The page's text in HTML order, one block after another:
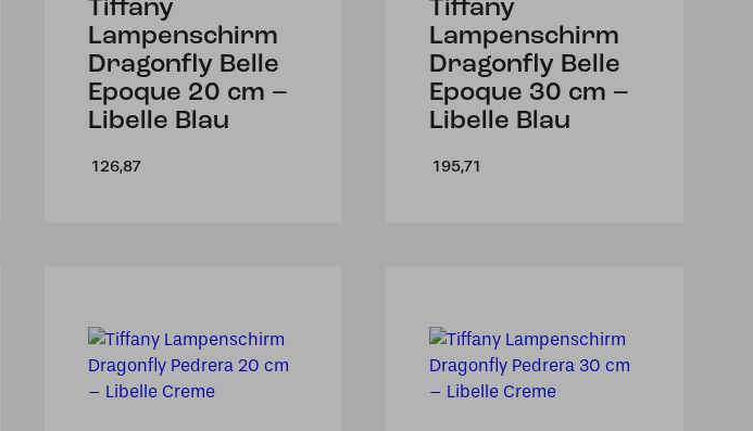
Tiffany
Lampenschirm
Dragonfly Belle
Epoque 20 cm –
Libelle Blau
126,87
Tiffany
Lampenschirm
Dragonfly Belle
Epoque 30 cm –
Libelle Blau
195,71